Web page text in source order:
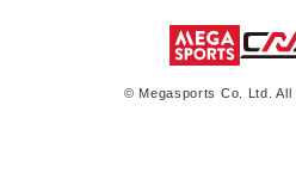
© Megasports Co. Ltd. All